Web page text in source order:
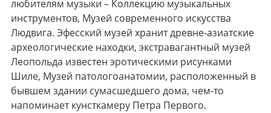
любителям музыки – Коллекцию музыкальных
инструментов, Музей современного искусства
Людвига. Эфесский музей хранит древне-азиатские
археологические находки, экстравагантный музей
Леопольда известен эротическими рисунками
Шиле, Музей патологоанатомии, расположенный в
бывшем здании сумасшедшего дома, чем-то
напоминает кунсткамеру Петра Первого.